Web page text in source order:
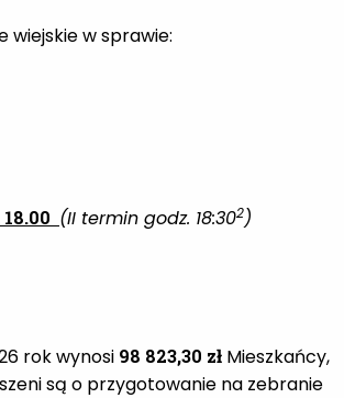
wiejskie w sprawie:
(II termin godz. 18:302)
rok wynosi 98 823,30 zł Mieszkańcy,
są o przygotowanie na zebranie